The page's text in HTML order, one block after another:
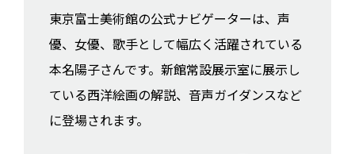
魅せられチャイナ！？ 中国陶磁名品展 オンラ
イン展覧会
東京富士美術館で2014年1月12日から3月30日まで開催さ
れた企画展「中国陶磁名品展」のオンライン展覧会で
す。
東京富士美術館の公式ナビゲーターは、声
優、女優、歌手として幅広く活躍されている
本名陽子さんです。新館常設展示室に展示し
ている西洋絵画の解説、音声ガイダンスなど
に登場されます。